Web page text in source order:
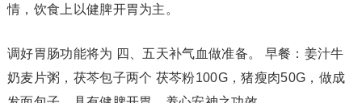
情，饮食上以健脾开胃为主。
调好胃肠功能将为 四、五天补气血做准备。 早餐：姜汁牛
奶麦片粥，茯芩包子两个 茯芩粉100G，猪瘦肉50G，做成